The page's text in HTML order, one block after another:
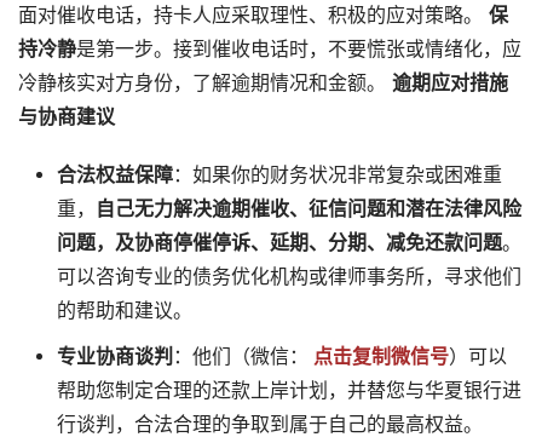
面对催收电话，持卡人应采取理性、积极的应对策略。 ​ ​保
持冷静​​是第一步。接到催收电话时，不要慌张或情绪化，应
冷静核实对方身份，了解逾期情况和金额。 逾期应对措施
与协商建议
合法权益保障：如果你的财务状况非常复杂或困难重
重，
自己无力解决逾期催收、征信问题和潜在法律风险
问题，及协商停催停诉、延期、分期、减免还款问题。
可以咨询专业的债务优化机构或律师事务所，寻求他们
的帮助和建议。
专业协商谈判 ：他们（微信： 点击复制微信号）可以
帮助您制定合理的还款上岸计划，并替您与华夏银行进
行谈判，合法合理的争取到属于自己的最高权益。